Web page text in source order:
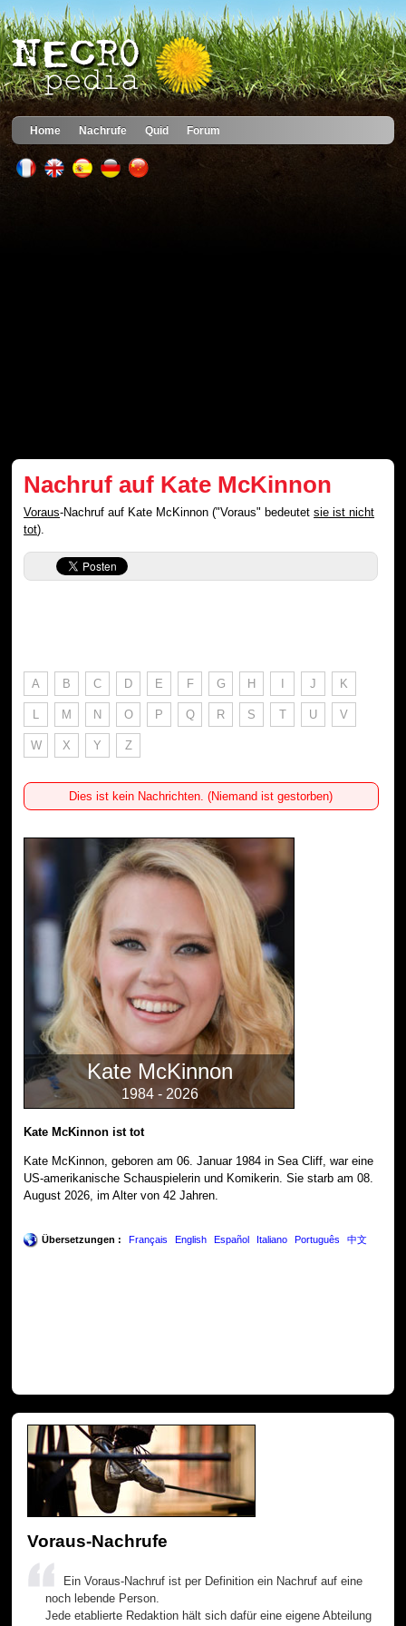
Home Nachrufe Quid Forum
Nachruf auf Kate McKinnon
Voraus-Nachruf auf Kate McKinnon ("Voraus" bedeutetsie ist nicht
tot).
A B C D E F G H I J K
L M N O P Q R S T U V
W X Y Z
Dies ist kein Nachrichten. (Niemand ist gestorben)
Kate McKinnon
1984 - 2026
Kate McKinnon ist tot
Kate McKinnon, geboren am 06. Januar 1984 in Sea Cliff, war eine
US-amerikanische Schauspielerin und Komikerin. Sie starb am 08.
August 2026, im Alter von 42 Jahren.
Übersetzungen : Français English Español Italiano Português 中文
Voraus-Nachrufe
Ein Voraus-Nachruf ist per Definition ein Nachruf auf eine
noch lebende Person.
Jede etablierte Redaktion hält sich dafür eine eigene Abteilung